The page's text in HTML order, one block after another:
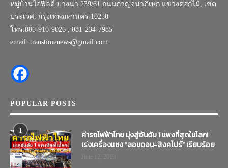
หมู่บ้านไอฟีลด์ บางนา 239/61 ถนนกาญจนาภิเษก แขวงดอกไม้, เขต
ประเวศ, กรุงเทพมหานคร 10250
โทร.086-910-9026 , 081-234-7985
email: transtimenews@gmail.com
POPULAR POSTS
1
ค่ารถไฟฟ้าไทย มุ่งสู่อันดับ 1 แพงที่สุดในโลก!
เร่งเครื่องแซง “ลอนดอน-สิงคโปร์” เรียบร้อย